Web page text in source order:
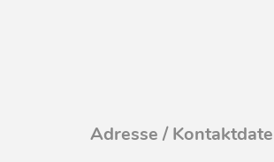
Adresse /